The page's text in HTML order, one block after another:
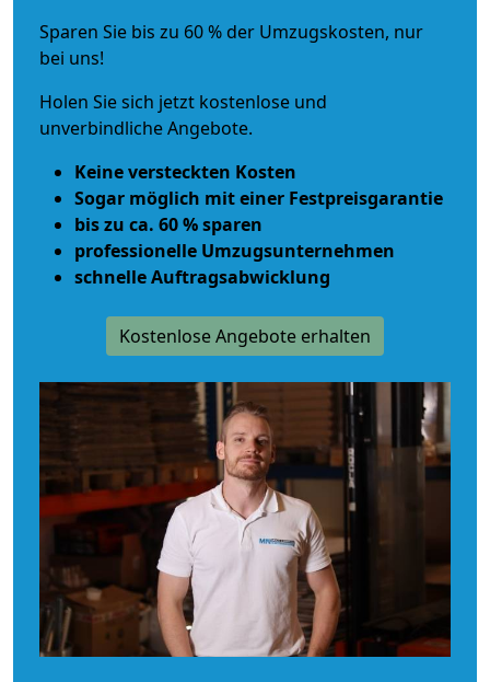
Sparen Sie bis zu 60 % der Umzugskosten, nur
bei uns!
Holen Sie sich jetzt kostenlose und
unverbindliche Angebote.
Keine versteckten Kosten
Sogar möglich mit einer Festpreisgarantie
bis zu ca. 60 % sparen
professionelle Umzugsunternehmen
schnelle Auftragsabwicklung
Kostenlose Angebote erhalten